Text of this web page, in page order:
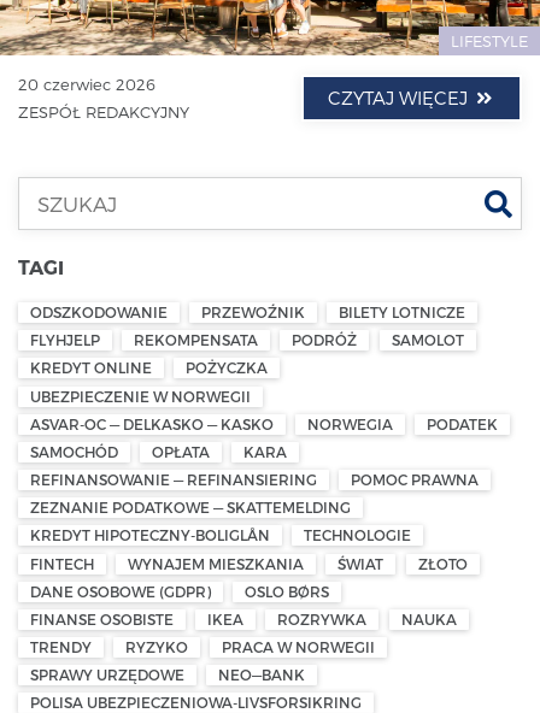
LIFESTYLE
20 czerwiec 2026
ZESPÓŁ REDAKCYJNY
CZYTAJ WIĘCEJ
TAGI
ODSZKODOWANIE PRZEWOŹNIK
BILETY LOTNICZE
FLYHJELP
REKOMPENSATA PODRÓŻ
SAMOLOT
KREDYT ONLINE
POŻYCZKA
UBEZPIECZENIE W NORWEGII
ASVAR-OC — DELKASKO — KASKO
NORWEGIA
PODATEK
SAMOCHÓD
OPŁATA
KARA
REFINANSOWANIE — REFINANSIERING
POMOC PRAWNA
ZEZNANIE PODATKOWE — SKATTEMELDING
KREDYT HIPOTECZNY-BOLIGLÅN
TECHNOLOGIE
FINTECH
WYNAJEM MIESZKANIA ŚWIAT
ZŁOTO
DANE OSOBOWE (GDPR)
OSLO BØRS
FINANSE OSOBISTE
IKEA ROZRYWKA
NAUKA
TRENDY
RYZYKO
PRACA W NORWEGII
SPRAWY URZĘDOWE
NEO—BANK
POLISA UBEZPIECZENIOWA-LIVSFORSIKRING